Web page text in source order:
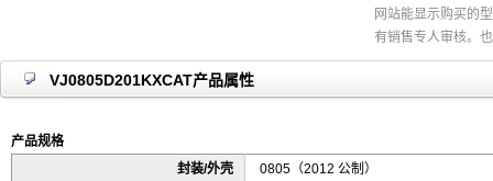
网站能显示购买的
有销售专人审核。
VJ0805D201KXCAT产品属性
产品规格
封装/外壳
0805（2012 公制）